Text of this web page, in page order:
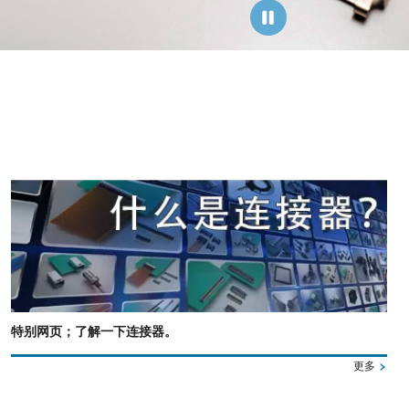
特别网页；了解一下连接器。
更多